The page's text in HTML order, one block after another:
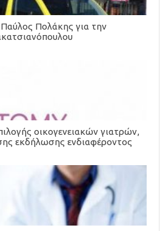
Πολάκης για την
οικογενειακών γιατρών,
εκδήλωσης ενδιαφέροντος
Μονάδων Υγείας